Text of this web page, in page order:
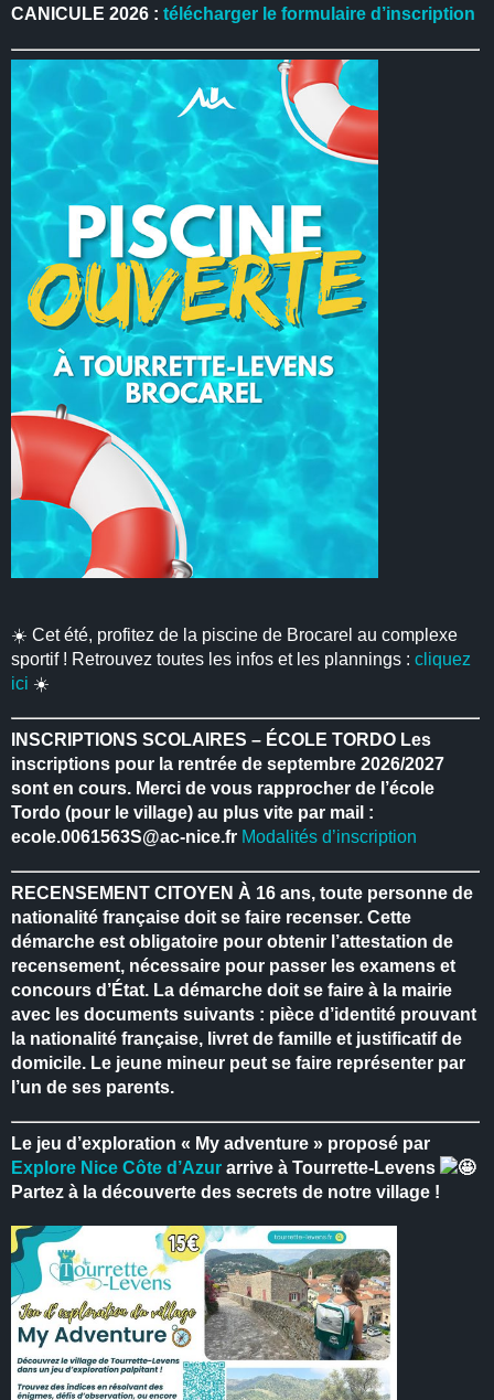
CANICULE 2026 :télécharger le formulaire d’inscription
☀️ Cet été, profitez de la piscine de Brocarel au complexe
sportif ! Retrouvez toutes les infos et les plannings :cliquez
ici ☀️
INSCRIPTIONS SCOLAIRES – ÉCOLE TORDO Les
inscriptions pour la rentrée de septembre 2026/2027
sont en cours. Merci de vous rapprocher de l’école
Tordo (pour le village) au plus vite par mail :
ecole.0061563S@ac-nice.fr Modalités d’inscription
RECENSEMENT CITOYEN À 16 ans, toute personne de
nationalité française doit se faire recenser. Cette
démarche est obligatoire pour obtenir l’attestation de
recensement, nécessaire pour passer les examens et
concours d’État. La démarche doit se faire à la mairie
avec les documents suivants : pièce d’identité prouvant
la nationalité française, livret de famille et justificatif de
domicile. Le jeune mineur peut se faire représenter par
l’un de ses parents.
Le jeu d’exploration « My adventure » proposé par
Explore Nice Côte d’Azur arrive à Tourrette-Levens
Partez à la découverte des secrets de notre village !